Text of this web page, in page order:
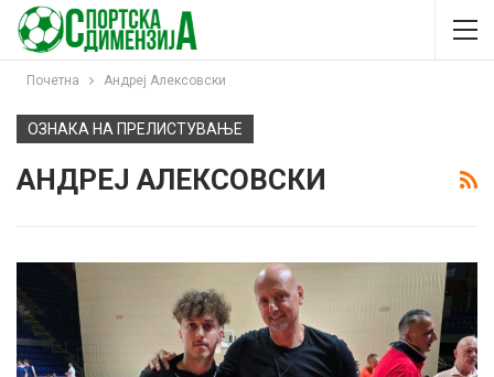
Почетна Андреј Алексовски
ОЗНАКА НА ПРЕЛИСТУВАЊЕ
АНДРЕЈ АЛЕКСОВСКИ